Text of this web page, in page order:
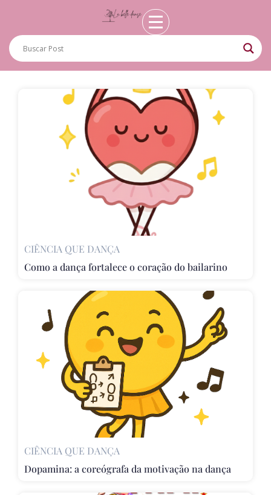
CIÊNCIA QUE DANÇA
Como a dança fortalece o coração do bailarino
CIÊNCIA QUE DANÇA
Dopamina: a coreógrafa da motivação na dança